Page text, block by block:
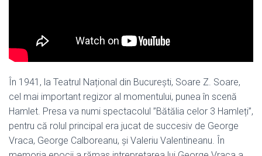
În 1941, la Teatrul Național din București, Soare Z. Soare,
cel mai important regizor al momentului, punea în scenă
Hamlet. Presa va numi spectacolul ”Bătălia celor 3 Hamleți”,
pentru că rolul principal era jucat de succesiv de George
Vraca, George Calboreanu, și Valeriu Valentineanu. În